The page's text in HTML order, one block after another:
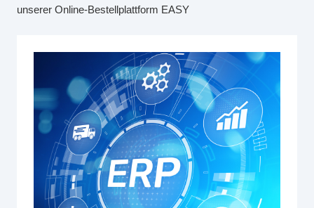
unserer Online-Bestellplattform EASY